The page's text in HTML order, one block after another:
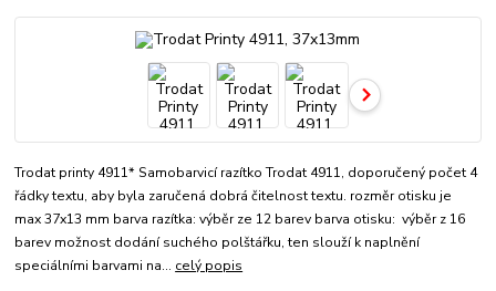
Trodat printy 4911* Samobarvicí razítko Trodat 4911, doporučený počet 4
řádky textu, aby byla zaručená dobrá čitelnost textu. rozměr otisku je
max 37x13 mm barva razítka: výběr ze 12 barev barva otisku: výběr z 16
barev možnost dodání suchého polštářku, ten slouží k naplnění
speciálními barvami na... celý popis